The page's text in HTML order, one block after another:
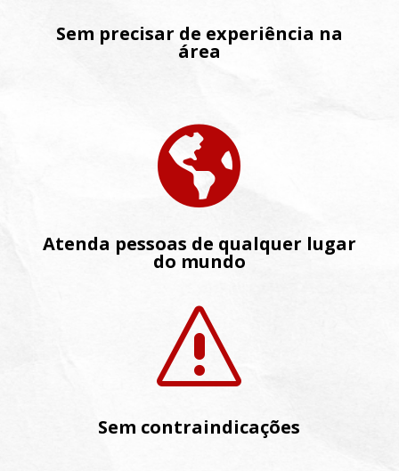
Sem precisar de experiência na
área

Atenda pessoas de qualquer lugar
do mundo
s
Sem contraindicações